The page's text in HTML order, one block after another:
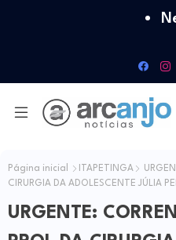
Página inicial ITAPETINGA
CIRURGIA DA ADOLESCENTE JÚLIA
URGENTE: